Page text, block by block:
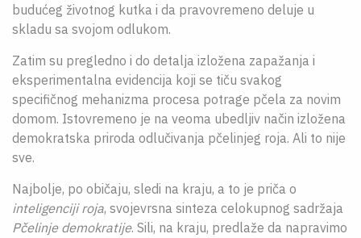
budućeg životnog kutka i da pravovremeno deluje u
skladu sa svojom odlukom.
Zatim su pregledno i do detalja izložena zapažanja i
eksperimentalna evidencija koji se tiču svakog
specifičnog mehanizma procesa potrage pčela za novim
domom. Istovremeno je na veoma ubedljiv način izložena
demokratska priroda odlučivanja pčelinjeg roja. Ali to nije
sve.
Najbolje, po običaju, sledi na kraju, a to je priča o
inteligenciji roja, svojevrsna sinteza celokupnog sadržaja
Pčelinje demokratije. Sili, na kraju, predlaže da napravimo